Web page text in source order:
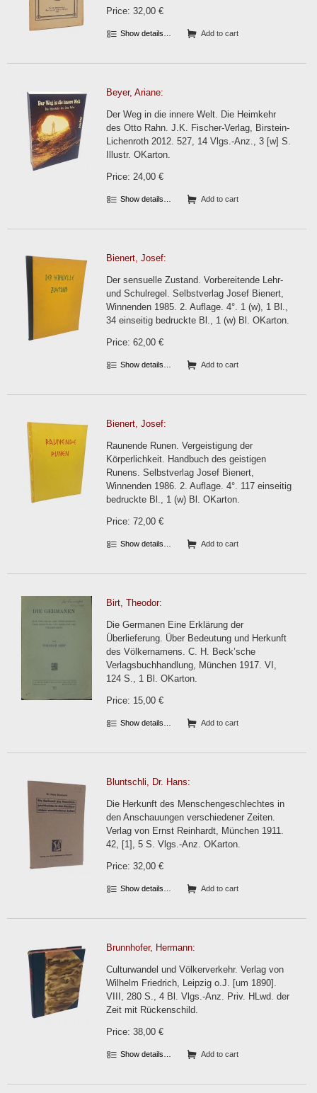
Price: 32,00 €
Show details… Add to cart
Beyer, Ariane:
Der Weg in die innere Welt. Die Heimkehr
des Otto Rahn. J.K. Fischer-Verlag, Birstein-
Lichenroth 2012. 527, 14 Vlgs.-Anz., 3 [w] S.
Illustr. OKarton.
Price: 24,00 €
Show details… Add to cart
Bienert, Josef:
Der sensuelle Zustand. Vorbereitende Lehr-
und Schulregel. Selbstverlag Josef Bienert,
Winnenden 1985. 2. Auflage. 4°. 1 (w), 1 Bl.,
34 einseitig bedruckte Bl., 1 (w) Bl. OKarton.
Price: 62,00 €
Show details… Add to cart
Bienert, Josef:
Raunende Runen. Vergeistigung der
Körperlichkeit. Handbuch des geistigen
Runens. Selbstverlag Josef Bienert,
Winnenden 1986. 2. Auflage. 4°. 117 einseitig
bedruckte Bl., 1 (w) Bl. OKarton.
Price: 72,00 €
Show details… Add to cart
Birt, Theodor:
Die Germanen Eine Erklärung der
Überlieferung. Über Bedeutung und Herkunft
des Völkernamens. C. H. Beck’sche
Verlagsbuchhandlung, München 1917. VI,
124 S., 1 Bl. OKarton.
Price: 15,00 €
Show details… Add to cart
Bluntschli, Dr. Hans:
Die Herkunft des Menschengeschlechtes in
den Anschauungen verschiedener Zeiten.
Verlag von Ernst Reinhardt, München 1911.
42, [1], 5 S. Vlgs.-Anz. OKarton.
Price: 32,00 €
Show details… Add to cart
Brunnhofer, Hermann:
Culturwandel und Völkerverkehr. Verlag von
Wilhelm Friedrich, Leipzig o.J. [um 1890].
VIII, 280 S., 4 Bl. Vlgs.-Anz. Priv. HLwd. der
Zeit mit Rückenschild.
Price: 38,00 €
Show details… Add to cart